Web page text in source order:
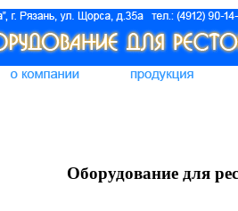
Оборудование для